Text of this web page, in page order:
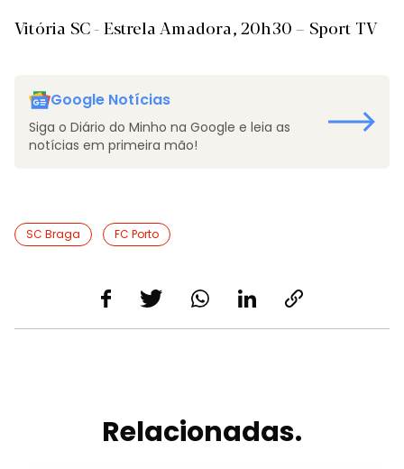
Vitória SC - Estrela Amadora, 20h30 – Sport TV
Google Notícias
Siga o Diário do Minho na Google e leia as
notícias em primeira mão!
SC Braga FC Porto
Relacionadas.